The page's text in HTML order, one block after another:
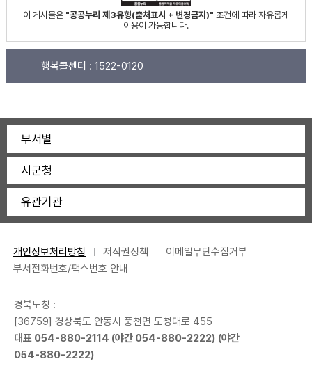
이 게시물은 "공공누리 제3유형(출처표시 + 변경금지)" 조건에 따라 자유롭게
이용이 가능합니다.
행복콜센터 : 1522-0120
부서별
시군청
유관기관
개인정보처리방침 저작권정책
이메일무단수집거부
부서전화번호/팩스번호 안내
경북도청 :
[36759] 경상북도 안동시 풍천면 도청대로 455
대표 054-880-2114 (야간 054-880-2222) (야간
054-880-2222)